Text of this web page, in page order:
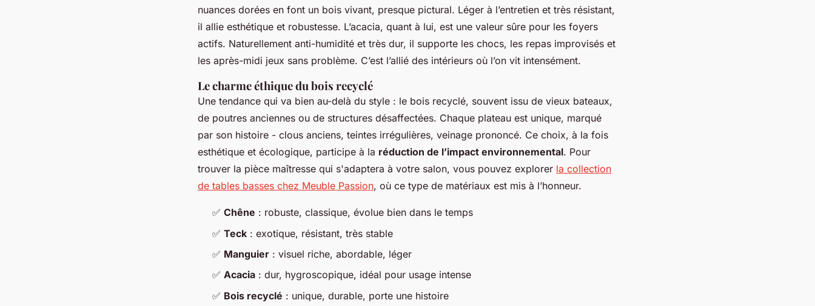
nuances dorées en font un bois vivant, presque pictural. Léger à l’entretien et très résistant,
il allie esthétique et robustesse. L’acacia, quant à lui, est une valeur sûre pour les foyers
actifs. Naturellement anti-humidité et très dur, il supporte les chocs, les repas improvisés et
les après-midi jeux sans problème. C’est l’allié des intérieurs où l’on vit intensément.
Le charme éthique du bois recyclé
Une tendance qui va bien au-delà du style : le bois recyclé, souvent issu de vieux bateaux,
de poutres anciennes ou de structures désaffectées. Chaque plateau est unique, marqué
par son histoire - clous anciens, teintes irrégulières, veinage prononcé. Ce choix, à la fois
esthétique et écologique, participe à la réduction de l’impact environnemental. Pour
trouver la pièce maîtresse qui s'adaptera à votre salon, vous pouvez explorer la collection
de tables basses chez Meuble Passion, où ce type de matériaux est mis à l’honneur.
✅ Chêne : robuste, classique, évolue bien dans le temps
✅ Teck : exotique, résistant, très stable
✅ Manguier : visuel riche, abordable, léger
✅ Acacia : dur, hygroscopique, idéal pour usage intense
✅ Bois recyclé : unique, durable, porte une histoire